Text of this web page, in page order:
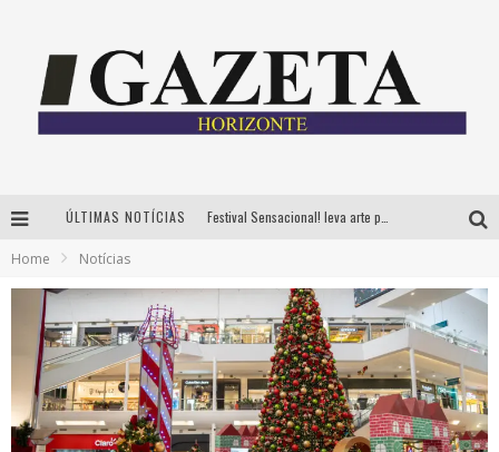
ÚLTIMAS NOTÍCIAS
Grandes shows, cenografia instagramável e resgate das tradições marcam o sucesso da 24ª edição do Forró do Givanildo
PAIS: BOAS HISTÓRIAS E UM BRINDE PARA CELEBRAR OS MOMENTOS QUE FICAM
Home Notícias